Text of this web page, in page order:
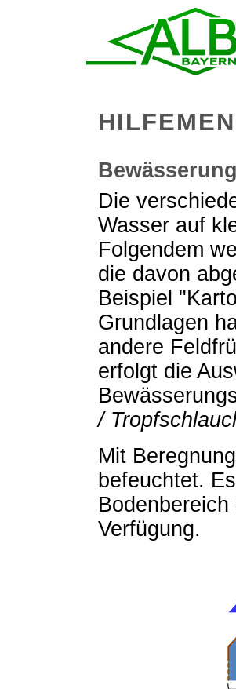
Die
Wasser auf
Folgendem
die davon
Beispiel
Grundlagen
andere
erfolgt die
/
Mit
befeuchtet.
Verfügung.